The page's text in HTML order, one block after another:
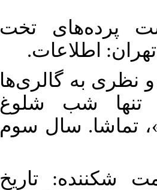
مینو. (1368). پشت‌ پرده‌های تخت
اطلاعات.
«گذری و نظری به گالری‌ها
تنها شب شلوغ
تماشا. سال سوم
(1377). مقاومت شکننده: تاریخ